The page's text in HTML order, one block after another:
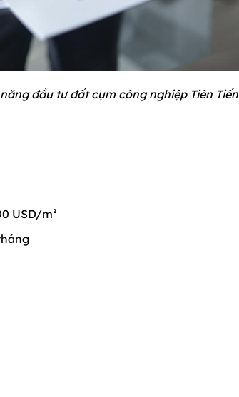
đầu tư đất cụm công nghiệp Tiên Tiến
USD/m²